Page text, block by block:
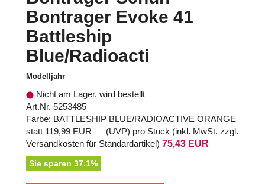
Bontrager Evoke 41
Battleship
Blue/Radioacti
Modelljahr
Nicht am Lager, wird bestellt
Art.Nr. 5253485
Farbe: BATTLESHIP BLUE/RADIOACTIVE ORANGE
statt 119,99 EUR (UVP) pro Stück (inkl. MwSt. zzgl.
Versandkosten für Standardartikel) 75,43 EUR
Sie sparen 37.1%